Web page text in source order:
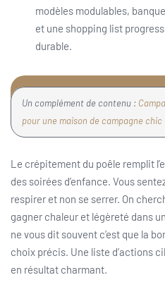
modèles modulables,
et une shopping list
durable.
Un complément de contenu :
pour une maison de campagne chic
Le crépitement du poêle remplit
des soirées d’enfance. Vous
respirer et non se serrer. On
gagner chaleur et légèreté dans
ne vous dit souvent c’est que la
choix précis. Une liste d’actions
en résultat charmant.